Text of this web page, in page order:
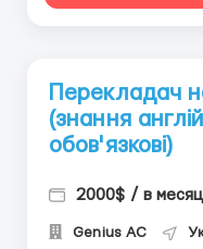
Перекладач
(знання
обов'язкові)
2000$ / в месяц
Genius AС